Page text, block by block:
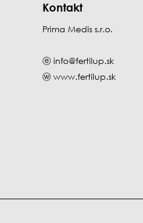
Kontakt
Prima Medis s.r.o.
ⓔ info@fertilup.sk
ⓦ www.fertilup.sk